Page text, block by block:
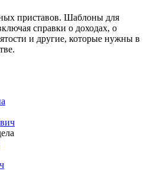
приставов. Шаблоны для
справки о доходах, о
и другие, которые нужны в